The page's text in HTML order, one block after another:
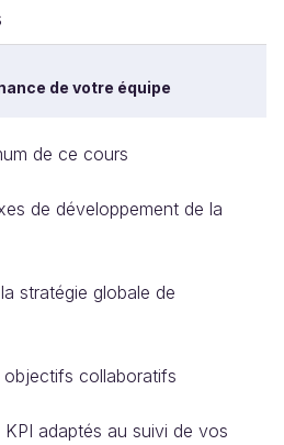
de votre équipe
de ce cours
de développement de la
stratégie globale de
objectifs collaboratifs
KPI adaptés au suivi de vos